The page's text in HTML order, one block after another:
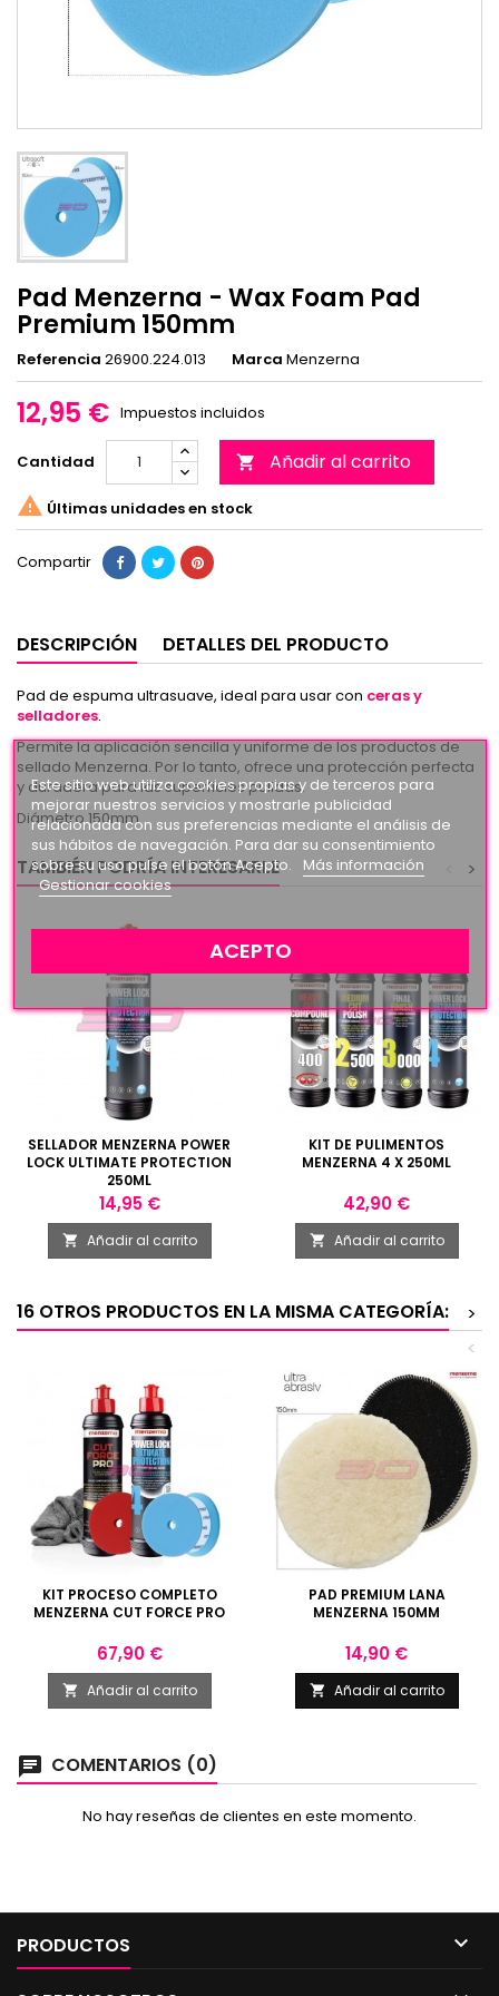
Pad Menzerna - Wax Foam Pad
Premium 150mm
Referencia 26900.224.013 Marca Menzerna
12,95 € Impuestos incluidos
Cantidad  Añadir al carrito
 Últimas unidades en stock
Compartir
DESCRIPCIÓN DETALLES DEL PRODUCTO
Pad de espuma ultrasuave, ideal para usar con ceras y
selladores.
Permite la aplicación sencilla y uniforme de los productos de
sellado Menzerna. Por lo tanto, ofrece una protección perfecta
y duradera para las superficies pulidas.
Diámetro 150mm
TAMBIÉN PODRÍA INTERESARLE >
SELLADOR MENZERNA POWER
LOCK ULTIMATE PROTECTION
250ML
Precio
14,95 €
 Añadir al carrito
KIT DE PULIMENTOS
MENZERNA 4 X 250ML
Precio
42,90 €
 Añadir al carrito
16 OTROS PRODUCTOS EN LA MISMA CATEGORÍA:
>
<
KIT PROCESO COMPLETO
MENZERNA CUT FORCE PRO
Precio
67,90 €
 Añadir al carrito
PAD PREMIUM LANA
MENZERNA 150MM
Precio
14,90 €
 Añadir al carrito
chat COMENTARIOS (0)
No hay reseñas de clientes en este momento.
PRODUCTOS 
Este sitio web utiliza cookies propias y de terceros para
mejorar nuestros servicios y mostrarle publicidad
relacionada con sus preferencias mediante el análisis de
sus hábitos de navegación. Para dar su consentimiento
sobre su uso pulse el botón Acepto.
Más información
Gestionar cookies
ACEPTO